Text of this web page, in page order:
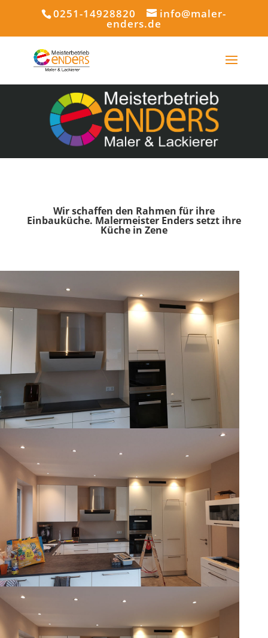
0251-14928820 info@maler-
enders.de
Wir schaffen den Rahmen für ihre
Einbauküche. Malermeister Enders setzt ihre
Küche in Zene